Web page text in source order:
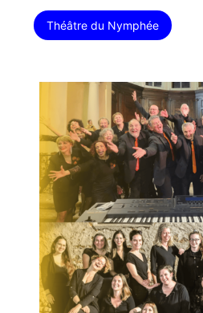
Théâtre du Nymphée